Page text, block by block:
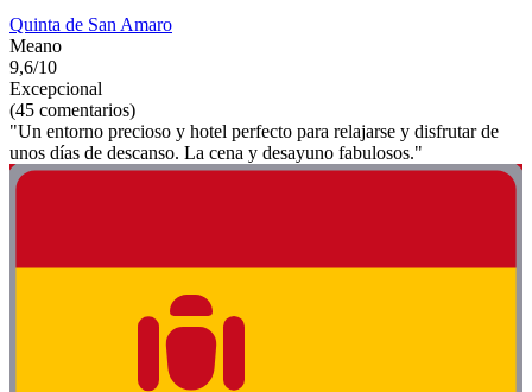
Quinta de San Amaro
Meano
9,6/10
Excepcional
(45 comentarios)
"Un entorno precioso y hotel perfecto para relajarse y disfrutar de
unos días de descanso. La cena y desayuno fabulosos."